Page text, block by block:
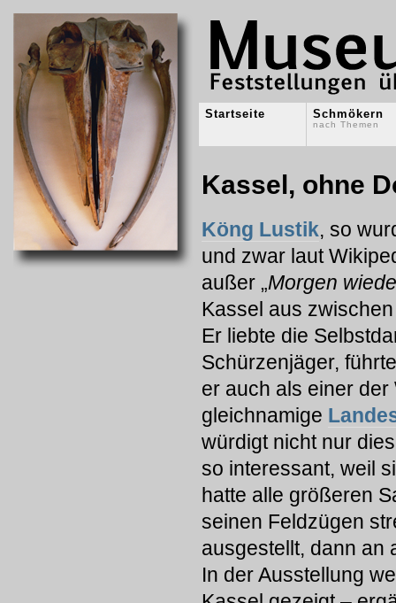
Startseite Schmökern
nach Themen
Kassel, ohne
Köng Lustik, so
und zwar laut
außer „Morgen
Kassel aus
Er liebte die
Schürzenjäger,
er auch als einer
gleichnamige
würdigt nicht nur
so interessant, weil
hatte alle größeren
seinen Feldzügen
ausgestellt, dann an
In der Ausstellung